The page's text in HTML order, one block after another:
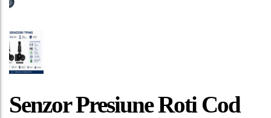
Senzor Presiune Roti Cod